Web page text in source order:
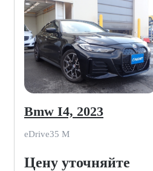
Bmw I4, 2023
eDrive35 M
Цену уточняйте